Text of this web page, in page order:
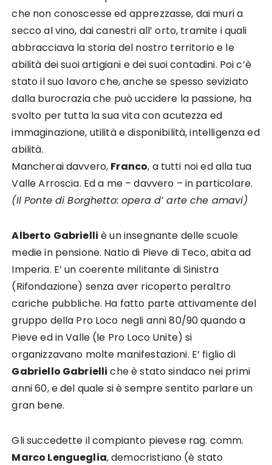
che non conoscesse ed apprezzasse, dai muri a
secco al vino, dai canestri all’ orto, tramite i quali
abbracciava la storia del nostro territorio e le
abilità dei suoi artigiani e dei suoi contadini. Poi c’è
stato il suo lavoro che, anche se spesso seviziato
dalla burocrazia che può uccidere la passione, ha
svolto per tutta la sua vita con acutezza ed
immaginazione, utilità e disponibilità, intelligenza ed
abilità.
Mancherai davvero, Franco, a tutti noi ed alla tua
Valle Arroscia. Ed a me – davvero – in particolare.
(Il Ponte di Borghetto: opera d’ arte che amavi)
Alberto Gabrielli è un insegnante delle scuole
medie in pensione. Natio di Pieve di Teco, abita ad
Imperia. E’ un coerente militante di Sinistra
(Rifondazione) senza aver ricoperto peraltro
cariche pubbliche. Ha fatto parte attivamente del
gruppo della Pro Loco negli anni 80/90 quando a
Pieve ed in Valle (le Pro Loco Unite) si
organizzavano molte manifestazioni. E’ figlio di
Gabriello Gabrielli che è stato sindaco nei primi
anni 60, e del quale si è sempre sentito parlare un
gran bene.
Gli succedette il compianto pievese rag. comm.
Marco Lengueglia, democristiano (è stato